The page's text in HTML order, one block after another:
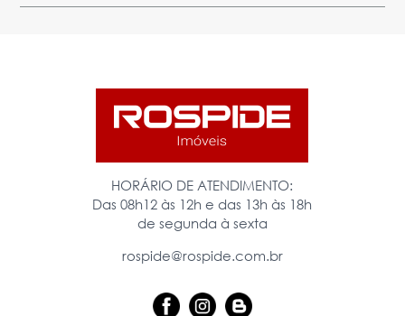
HORÁRIO DE ATENDIMENTO:
Das 08h12 às 12h e das 13h às 18h
de segunda à sexta
rospide@rospide.com.br